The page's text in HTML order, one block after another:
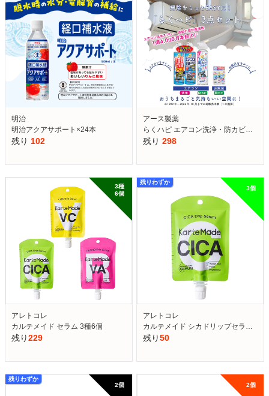
明治
明治アクアサポート×24本
残り 102
アース製薬
らくハピ エアコン洗浄・防カビ…
残り 298
3種
6個
アレトコレ
カルテメイド セラム 3種6個
残り229
3個
アレトコレ
カルテメイド シカドリップセラ…
残り50
残りわずか
2個
残りわずか
2個